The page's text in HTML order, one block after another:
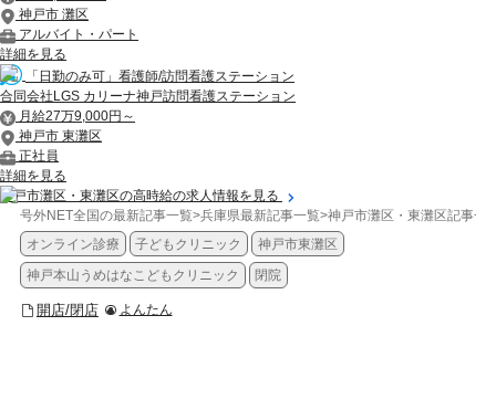
神戸市 灘区
アルバイト・パート
詳細を見る
「日勤のみ可」看護師/訪問看護ステーション
合同会社LGS カリーナ神戸訪問看護ステーション
月給27万9,000円～
神戸市 東灘区
正社員
詳細を見る
神戸市灘区・東灘区の高時給の求人情報を見る
号外NET全国の最新記事一覧>兵庫県最新記事一覧>神戸市灘区・東灘区記事一
オンライン診療
子どもクリニック 神戸市東灘区
神戸本山うめはなこどもクリニック 閉院
開店/閉店 よんたん